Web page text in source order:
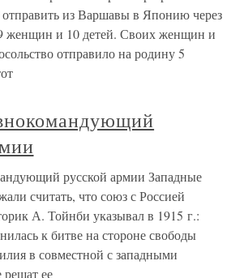
из Варшавы в Японию через
женщин и 10 детей. Своих женщин и
отправило на родину 5
русской армии Западные
считать, что союз с Россией
А. Тойнби указывал в 1915 г.:
к битве на стороне свободы
в совместной с западными
решат ее